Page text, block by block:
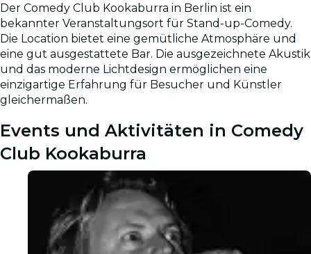
Der Comedy Club Kookaburra in Berlin ist ein
bekannter Veranstaltungsort für Stand-up-Comedy.
Die Location bietet eine gemütliche Atmosphäre und
eine gut ausgestattete Bar. Die ausgezeichnete Akustik
und das moderne Lichtdesign ermöglichen eine
einzigartige Erfahrung für Besucher und Künstler
gleichermaßen.
Events und Aktivitäten in Comedy
Club Kookaburra